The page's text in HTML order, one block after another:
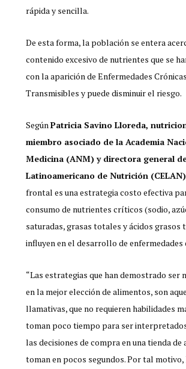
rápida y sencilla.
De esta forma, la población se entera
contenido excesivo de nutrientes que se
con la aparición de Enfermedades
Transmisibles y puede disminuir el riesgo.
SegúnPatricia Savino Lloreda,
miembro asociado de la Academia
Medicina (ANM) y directora general
Latinoamericano de Nutrición
frontal es una estrategia costo efectiva
consumo de nutrientes críticos (sodio,
saturadas, grasas totales y ácidos grasos
influyen en el desarrollo de enfermedades
“Las estrategias que han demostrado ser
en la mejor elección de alimentos, son
llamativas, que no requieren habilidades
toman poco tiempo para ser
las decisiones de compra en una tienda de
toman en pocos segundos. Por tal